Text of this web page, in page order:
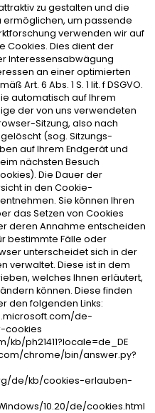
zu gestalten und die
ermöglichen, um passende
verwenden wir auf
Cookies. Dies dient der
Interessensabwägung
an einer optimierten
Art. 6 Abs. 1 S. 1 lit. f DSGVO.
automatisch auf Ihrem
der von uns verwendeten
Sitzung, also nach
(sog. Sitzungs-
auf Ihrem Endgerät und
nächsten Besuch
Die Dauer der
in den Cookie-
Sie können Ihren
das Setzen von Cookies
deren Annahme entscheiden
bestimmte Fälle oder
unterscheidet sich in der
verwaltet. Diese ist in dem
welches Ihnen erläutert,
können. Diese finden
den folgenden Links:
de-
cookies
ph21411?locale=de_DE
chrome/bin/answer.py?
de/kb/cookies-erlauben-
10.20/de/cookies.html